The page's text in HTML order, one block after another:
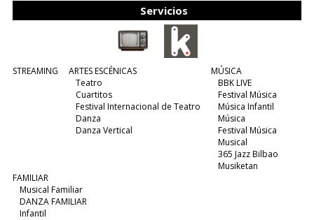
Servicios
STREAMING
ARTES ESCÉNICAS
Teatro
Cuartitos
Festival Internacional de Teatro
Danza
Danza Vertical
MÚSICA
BBK LIVE
Festival Música
Música Infantil
Música
Festival Música
Musical
365 Jazz Bilbao
Musiketan
FAMILIAR
Musical Familiar
DANZA FAMILIAR
Infantil